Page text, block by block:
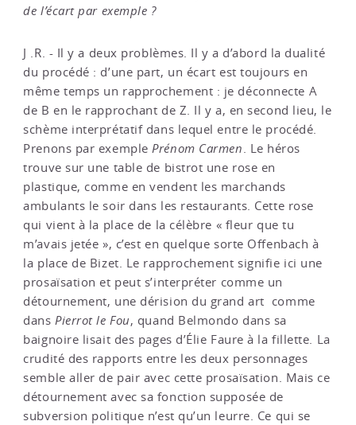
de l’écart par exemple ?
J .R. - Il y a deux problèmes. Il y a d’abord la dualité
du procédé : d’une part, un écart est toujours en
même temps un rapprochement : je déconnecte A
de B en le rapprochant de Z. Il y a, en second lieu, le
schème interprétatif dans lequel entre le procédé.
Prenons par exemplePrénom Carmen. Le héros
trouve sur une table de bistrot une rose en
plastique, comme en vendent les marchands
ambulants le soir dans les restaurants. Cette rose
qui vient à la place de la célèbre « fleur que tu
m’avais jetée », c’est en quelque sorte Offenbach à
la place de Bizet. Le rapprochement signifie ici une
prosaïsation et peut s’interpréter comme un
détournement, une dérision du grand art ­ comme
dansPierrot le Fou, quand Belmondo dans sa
baignoire lisait des pages d’Élie Faure à la fillette. La
crudité des rapports entre les deux personnages
semble aller de pair avec cette prosaïsation. Mais ce
détournement avec sa fonction supposée de
subversion politique n’est qu’un leurre. Ce qui se